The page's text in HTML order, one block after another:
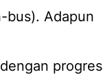
bus). Adapun
progres